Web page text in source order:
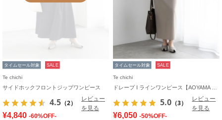
タイムセール対象 SALE
Te chichi
サイドホックフロントジップワンピース
4.5 （2）
レビュー
を見る
¥4,840 -60%OFF-
タイムセール対象 SALE
Te chichi
5.0 （3）
レビュー
を見る
¥6,050 -50%OFF-